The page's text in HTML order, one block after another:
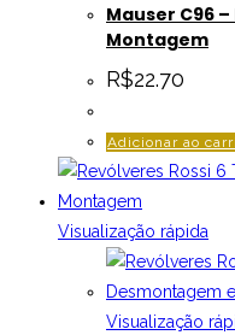
Mauser C96
Montagem
R$22.70
Adicionar ao
Visualização rápida
Visualização